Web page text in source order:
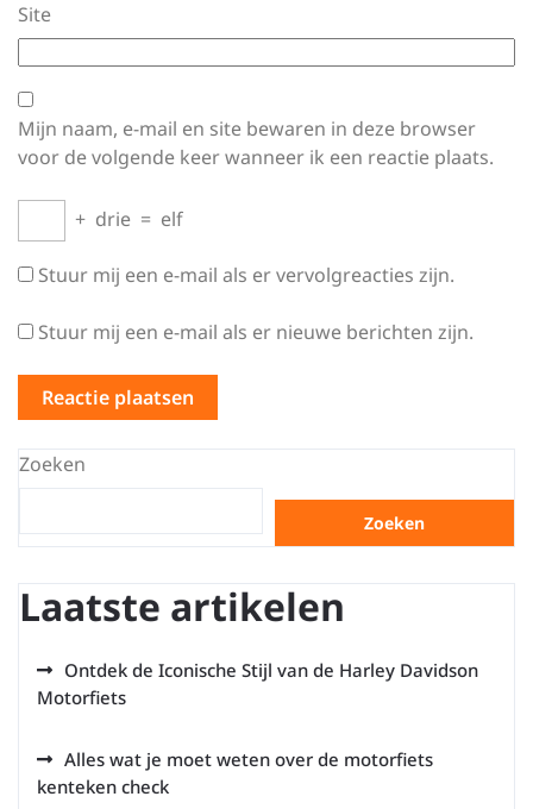
Site
Mijn naam, e-mail en site bewaren in deze browser
voor de volgende keer wanneer ik een reactie plaats.
+ drie = elf
Stuur mij een e-mail als er vervolgreacties zijn.
Stuur mij een e-mail als er nieuwe berichten zijn.
Zoeken
Zoeken
Laatste artikelen
Ontdek de Iconische Stijl van de Harley Davidson
Motorfiets
Alles wat je moet weten over de motorfiets
kenteken check